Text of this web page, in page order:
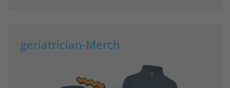
geriatrician-Merch